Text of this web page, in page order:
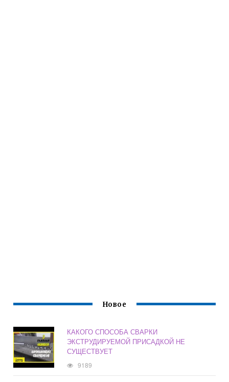
Новое
КАКОГО СПОСОБА СВАРКИ
ЭКСТРУДИРУЕМОЙ ПРИСАДКОЙ НЕ
СУЩЕСТВУЕТ
9189